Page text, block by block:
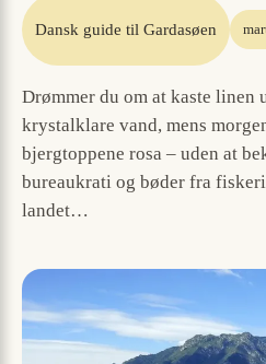
Dansk guide til Gardasøen
Drømmer du om at kaste linen
krystalklare vand, mens
bjergtoppene rosa – uden at
bureaukrati og bøder fra
landet…